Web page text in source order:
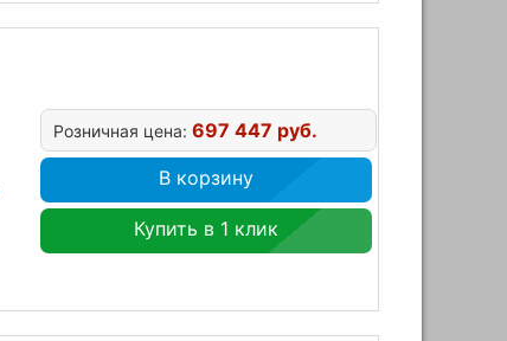
Розничная цена: 697 447 руб.
В корзину
Купить в 1 клик